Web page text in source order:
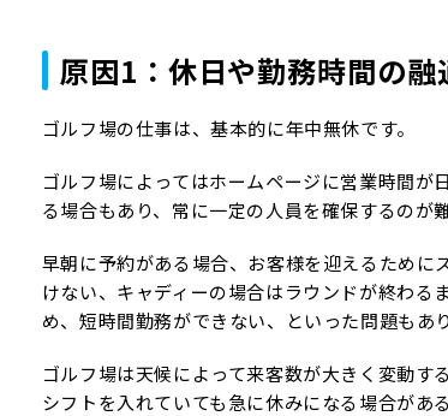
原因1：休日や勤務時間の
ゴルフ場の仕事は、基本的に年中無休です。
ゴルフ場によってはホームページに営業時間が
る場合もあり、常に一定の人員を確保するのが
早朝に予約がある場合、お客様を迎えるために
けない、キャディーの場合はラウンドが終わる
め、短時間勤務ができない、といった問題もあり
ゴルフ場は天候によって来客数が大きく変動す
シフトを入れていても急に休みになる場合があ